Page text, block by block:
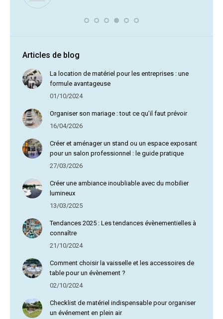
Articles de blog
La location de matériel pour les entreprises : une
formule avantageuse
01/10/2024
Organiser son mariage : tout ce qu’il faut prévoir
16/04/2026
Créer et aménager un stand ou un espace exposant
pour un salon professionnel : le guide pratique
27/03/2026
Créer une ambiance inoubliable avec du mobilier
lumineux
13/03/2025
Tendances 2025 : Les tendances évènementielles à
connaître
21/10/2024
Comment choisir la vaisselle et les accessoires de
table pour un évènement ?
02/10/2024
Checklist de matériel indispensable pour organiser
un événement en plein air